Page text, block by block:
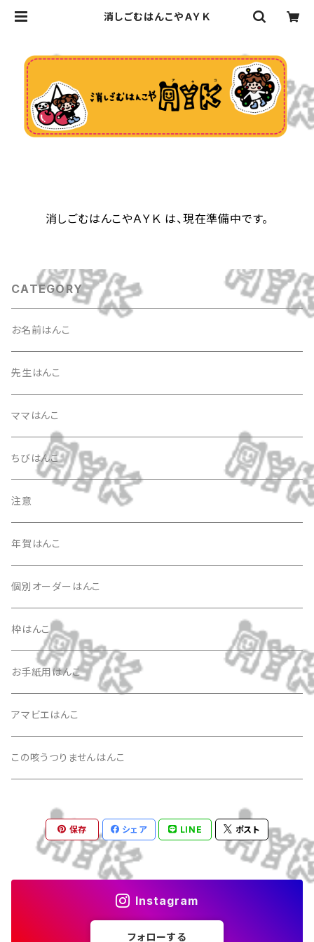
消しごむはんこやＡＹＫ
消しごむはんこやＡＹＫ は、現在準備中です。
CATEGORY
お名前はんこ
先生はんこ
ママはんこ
ちびはんこ
注意
年賀はんこ
個別オーダーはんこ
枠はんこ
お手紙用はんこ
アマビエはんこ
この咳うつりませんはんこ
保存 シェア LINE ポスト
Instagram
フォローする